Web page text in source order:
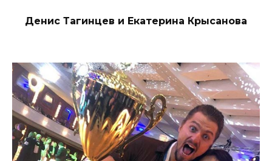
Денис Тагинцев и Екатерина Крысанова